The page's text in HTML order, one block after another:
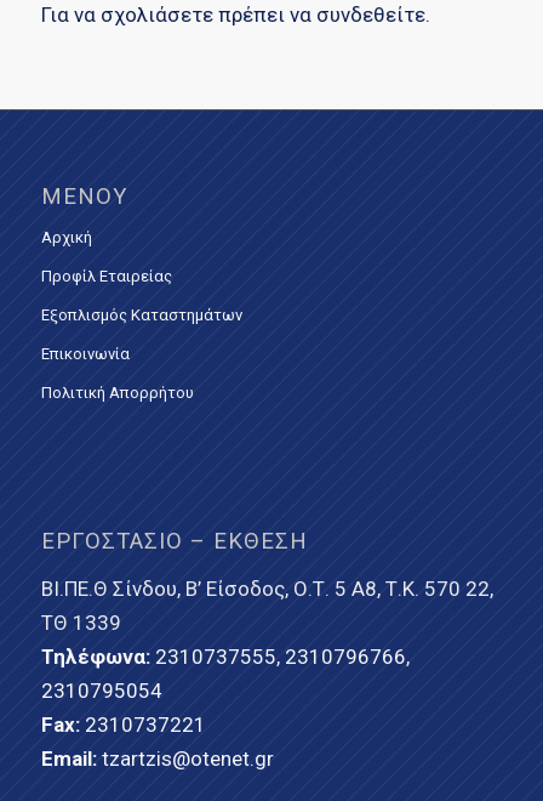
Για να σχολιάσετε πρέπει να συνδεθείτε.
ΜΕΝΟΎ
Αρχική
Προφίλ Εταιρείας
Εξοπλισμός Καταστημάτων
Επικοινωνία
Πολιτική Απορρήτου
ΕΡΓΟΣΤΆΣΙΟ – ΈΚΘΕΣΗ
ΒΙ.ΠΕ.Θ Σίνδου, Β’ Είσοδος, Ο.Τ. 5 Α8, Τ.Κ. 570 22,
ΤΘ 1339
Τηλέφωνα: 2310737555, 2310796766,
2310795054
Fax: 2310737221
Email: tzartzis@otenet.gr